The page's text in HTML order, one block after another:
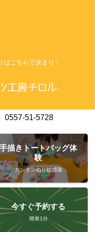
はこちらで決まり！
0557-51-5728
手描きトートバッグ体
験
カンタンぬり絵感覚
今すぐ予約する
簡単1分